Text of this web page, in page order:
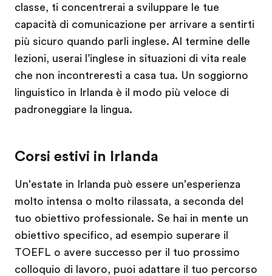
classe, ti concentrerai a sviluppare le tue
capacità di comunicazione per arrivare a sentirti
più sicuro quando parli inglese. Al termine delle
lezioni, userai l’inglese in situazioni di vita reale
che non incontreresti a casa tua. Un soggiorno
linguistico in Irlanda è il modo più veloce di
padroneggiare la lingua.
Corsi estivi in Irlanda
Un'estate in Irlanda può essere un'esperienza
molto intensa o molto rilassata, a seconda del
tuo obiettivo professionale. Se hai in mente un
obiettivo specifico, ad esempio superare il
TOEFL o avere successo per il tuo prossimo
colloquio di lavoro, puoi adattare il tuo percorso